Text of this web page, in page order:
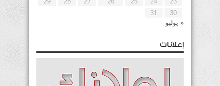
30
31
« يوليو
إعلانات